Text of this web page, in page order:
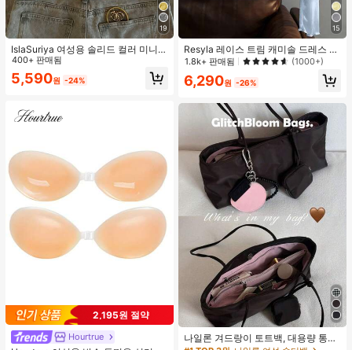
19
IslaSuriya 여성용 솔리드 컬러 미니멀
리스트 오프숄더 티셔츠, 캐주얼 일상
복
400+ 판매됨
5,590원 -24%
2,195원 절약
Hourtrue
15
Resyla 레이스 트림 캐미솔 드레스 커
버업, 긴팔 니트 숄 경량 여름 자외선
1.8k+ 판매됨 (1000+)
6,290원 -26%
나일론 겨드랑이 토트백, 대용량 통근